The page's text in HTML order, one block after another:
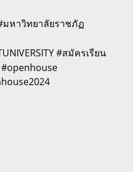
หาวิทยาลัยราชภัฏ
#สมัครเรียน